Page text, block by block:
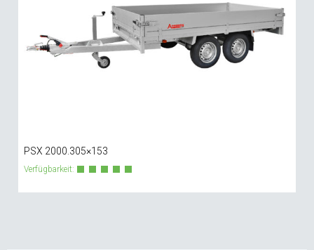
PSX 2000.305×153
Verfügbarkeit: